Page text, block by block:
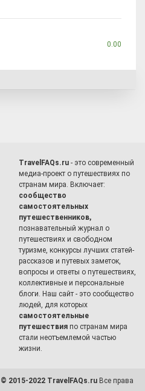
0.00
TravelFAQs.ru - это современный
медиа-проект о путешествиях по
странам мира. Включает:
сообщество
самостоятельных
путешественников,
познавательный журнал о
путешествиях и свободном
туризме, конкурсы лучших статей-
рассказов и путевых заметок,
вопросы и ответы о путешествиях,
коллективные и персональные
блоги. Наш сайт - это сообщество
людей, для которых
самостоятельные
путешествия по странам мира
стали неотъемлемой частью
жизни.
© 2015-2022 TravelFAQs.ru Все права